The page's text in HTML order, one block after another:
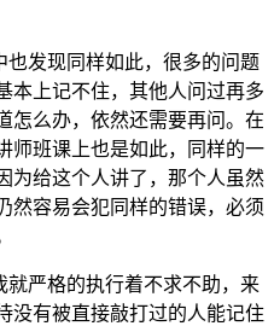
发现同样如此，很多的问题
本上记不住，其他人问过再多
怎么办，依然还需要再问。在
师班课上也是如此，同样的一
为给这个人讲了，那个人虽然
然容易会犯同样的错误，必须
严格的执行着不求不助，来
没有被直接敲打过的人能记住